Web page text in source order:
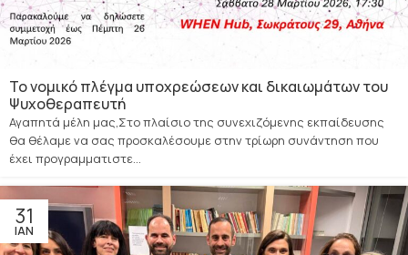
Το νομικό πλέγμα υποχρεώσεων και δικαιωμάτων του
Ψυχοθεραπευτή
Αγαπητά μέλη μας,Στο πλαίσιο της συνεχιζόμενης εκπαίδευσης
θα θέλαμε να σας προσκαλέσουμε στην τρίωρη συνάντηση που
έχει προγραμματιστε...
31
ΙΑΝ